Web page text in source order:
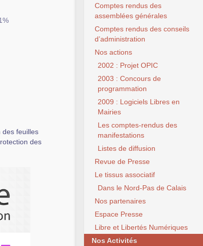
des feuilles
des
Comptes rendus des
assemblées générales
Comptes rendus des conseils
d’administration
Nos actions
2002 : Projet OPIC
2003 : Concours de
programmation
2009 : Logiciels Libres en
Mairies
Les comptes-rendus des
manifestations
Listes de diffusion
Revue de Presse
Le tissus associatif
Dans le Nord-Pas de Calais
Nos partenaires
Espace Presse
Libre et Libertés Numériques
Nos Activités